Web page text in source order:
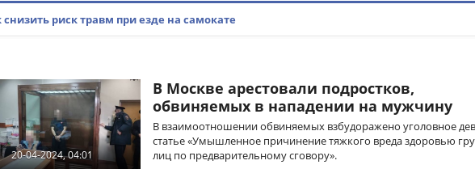
риск травм при езде на самокате
20-04-2024, 04:01
В Москве арестовали подростков,
обвиняемых в нападении на мужчину
В взаимоотношении обвиняемых взбудоражено уголовное
статье «Умышленное причинение тяжкого вреда здоровью
лиц по предварительному сговору».